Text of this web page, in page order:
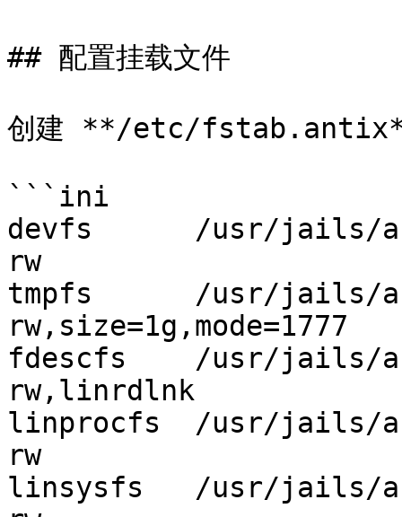
## 配置挂载文件
创建 **/etc/fstab.antix**
```ini
devfs      /usr/jails/
rw
tmpfs      /usr/jails/
rw,size=1g,mode=1777
fdescfs    /usr/jails/
rw,linrdlnk
linprocfs  /usr/jails/
rw
linsysfs   /usr/jails/